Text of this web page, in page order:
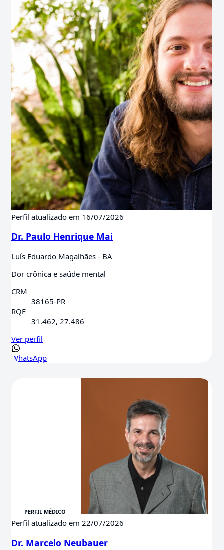
Perfil atualizado em 16/07/2026
Dr. Paulo Henrique Mai
Luís Eduardo Magalhães - BA
Dor crônica e saúde mental
CRM
38165-PR
RQE
31.462, 27.486
Ver perfil
WhatsApp
Perfil atualizado em 22/07/2026
Dr. Marcelo Neubauer